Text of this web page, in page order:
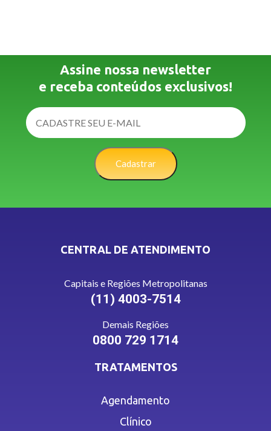
Assine nossa newsletter
e receba conteúdos exclusivos!
Cadastrar
CENTRAL DE ATENDIMENTO
Capitais e Regiões Metropolitanas
(11) 4003-7514
Demais Regiões
0800 729 1714
TRATAMENTOS
Agendamento
Clínico